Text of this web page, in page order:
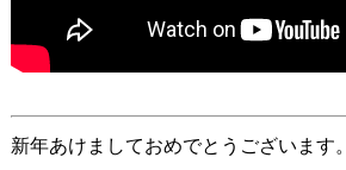
新年あけましておめでとうございます。